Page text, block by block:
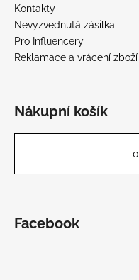
Kontakty
Nevyzvednutá zásilka
Pro Influencery
Reklamace a vrácení zboží
Nákupní košík
0
Facebook